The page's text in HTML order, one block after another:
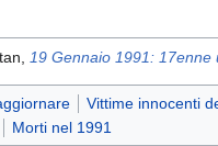
19 Gennaio 1991:
Vittime innocenti
Morti nel 1991